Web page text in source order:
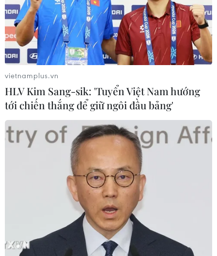
(TTXVN/Vietnam+)
#số ca nhiễm mới
#tiêm vaccine
#biến thể Delta Anh
Mỹ Nga Singapore
vietnamplus.vn
HLV Kim Sang-sik: 'Tuyển Việt Nam hướng
tới chiến thắng để giữ ngôi đầu bảng'